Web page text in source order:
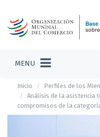
MENU
Inicio Perfiles de los
Análisis de la asistencia
compromisos de la